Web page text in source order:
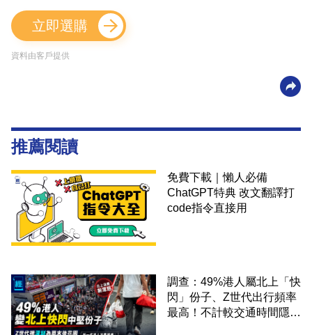
立即選購
資料由客戶提供
推薦閱讀
免費下載｜懶人必備
ChatGPT特典 改文翻譯打
code指令直接用
調查：49%港人屬北上「快
閃」份子、Z世代出行頻率
最高！不計較交通時間隱形